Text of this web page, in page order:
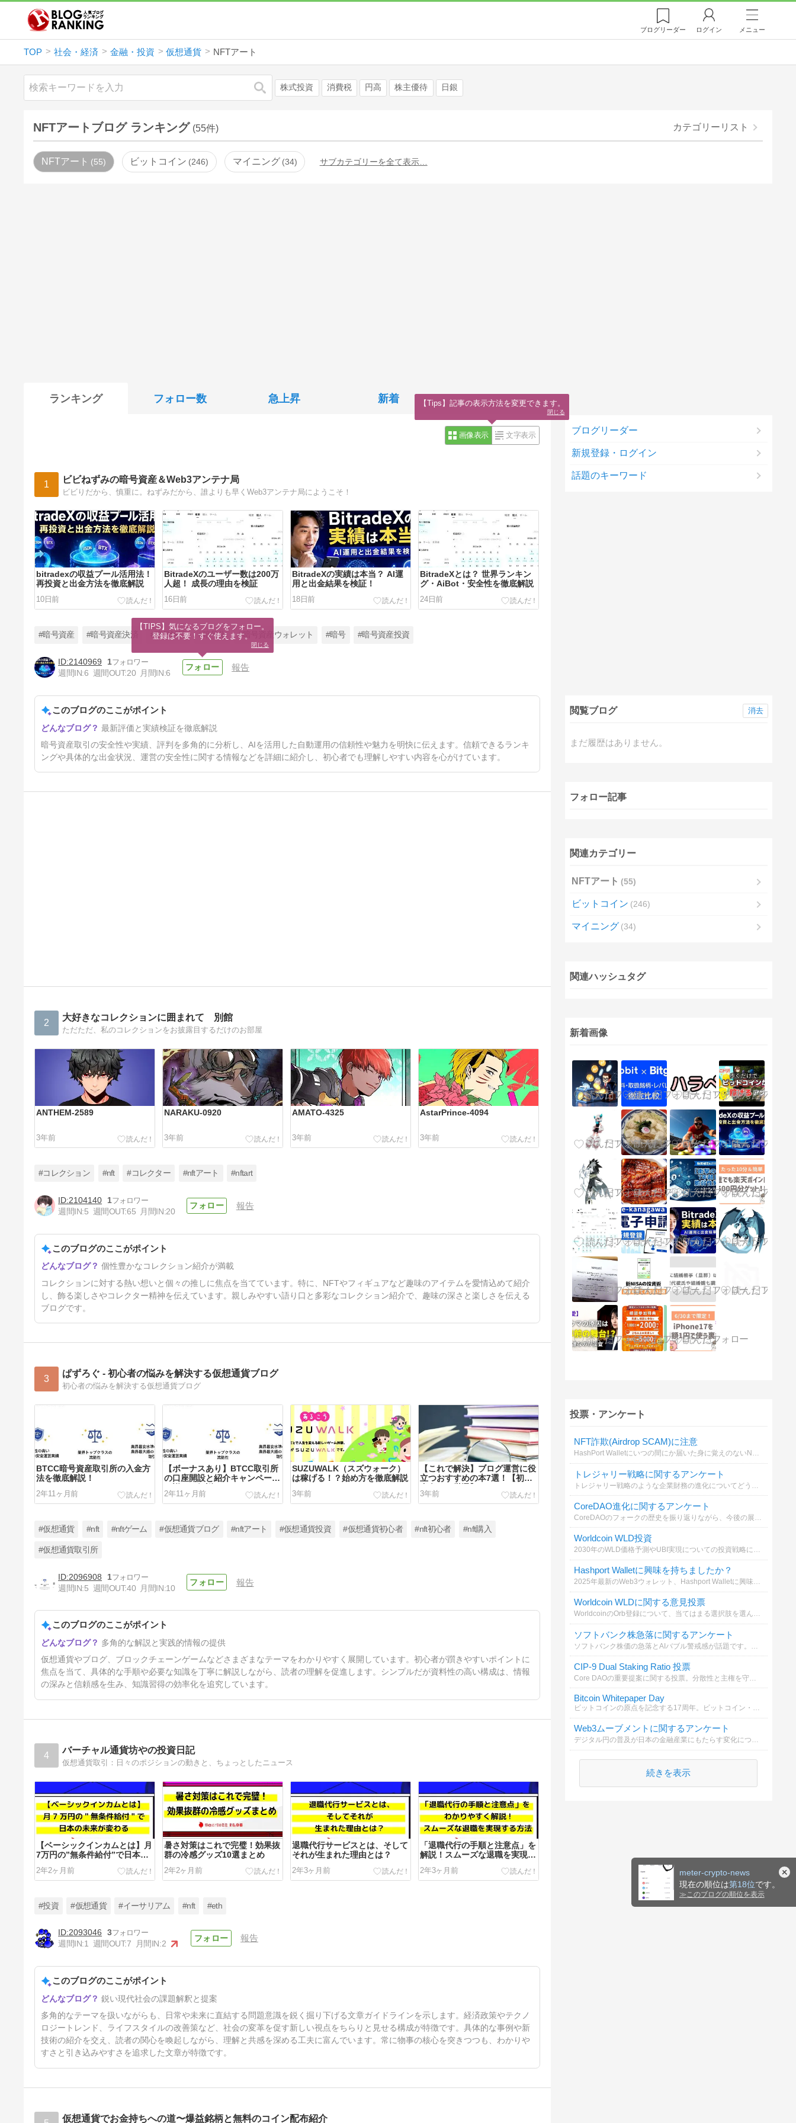
meter-crypto-news
現在の順位は第18位です。
≫ このブログの順位を表示
ブログリーダー ログイン メニュー
TOP 社会・経済 金融・投資 仮想通貨 NFTアート
検索 株式投資 消費税 円高 株主優待 日銀
NFTアートブログ ランキング (55件) カテゴリーリスト
NFTアート 55 ビットコイン 246 マイニング 34 サブカテゴリーを全て表示…
ランキング フォロー数 急上昇 新着
画像表示 文字表示
1 ビビねずみの暗号資産＆Web3アンテナ局
ビビりだから、慎重に。ねずみだから、誰よりも早くWeb3アンテナ局にようこそ！
bitradexの収益プール活用法！
再投資と出金方法を徹底解説
10日前
BitradeXのユーザー数は200万
人超！ 成長の理由を検証
16日前
BitradeXの実績は本当？ AI運
用と出金結果を検証！
18日前
BitradeXとは？ 世界ランキン
グ・AiBot・安全性を徹底解説
24日前
位？ 最新順位と安全性を検証
24日前
#暗号資産 #暗号資産決済 #暗号解読 #暗号化 #暗号資産ウォレット #暗号 #暗号資産投資
2140969
1
週間IN:6 週間OUT:20 月間IN:6
報告
このブログのここがポイント
最新評価と実績検証を徹底解説
暗号資産取引の安全性や実績、評判を多角的に分析し、AIを活用した自動運用の信頼性や魅力を明快に伝えます。信頼できるランキ
ングや具体的な出金状況、運営の安全性に関する情報などを詳細に紹介し、初心者でも理解しやすい内容を心がけています。
2 大好きなコレクションに囲まれて 別館
ただただ、私のコレクションをお披露目するだけのお部屋
ANTHEM-2589
3年前
NARAKU-0920
3年前
AMATO-4325
3年前
AstarPrince-4094
3年前
3年前
#コレクション #nft #コレクター #nftアート #nftart
2104140
1
週間IN:5 週間OUT:65 月間IN:20
報告
このブログのここがポイント
個性豊かなコレクション紹介が満載
コレクションに対する熱い想いと個々の推しに焦点を当てています。特に、NFTやフィギュアなど趣味のアイテムを愛情込めて紹介
し、飾る楽しさやコレクター精神を伝えています。親しみやすい語り口と多彩なコレクション紹介で、趣味の深さと楽しさを伝える
ブログです。
3 ぱずろぐ - 初心者の悩みを解決する仮想通貨ブログ
初心者の悩みを解決する仮想通貨ブログ
BTCC暗号資産取引所の入金方
法を徹底解説！
2年11ヶ月前
【ボーナスあり】BTCC取引所
の口座開設と紹介キャンペーン
を詳しく解説！
2年11ヶ月前
SUZUWALK（スズウォーク）
は稼げる！？始め方を徹底解説
3年前
【これで解決】ブログ運営に役
立つおすすめの本7選！【初心
者向けに厳選】
3年前
【最短10分】WordPressブロ
グの始め方！無料ブログでは稼
#仮想通貨 #nft #nftゲーム #仮想通貨ブログ #nftアート #仮想通貨投資 #仮想通貨初心者 #nft初心者 #nft購入
#仮想通貨取引所
2096908
1
週間IN:5 週間OUT:40 月間IN:10
報告
このブログのここがポイント
多角的な解説と実践的情報の提供
仮想通貨やブログ、ブロックチェーンゲームなどさまざまなテーマをわかりやすく展開しています。初心者が躓きやすいポイントに
焦点を当て、具体的な手順や必要な知識を丁寧に解説しながら、読者の理解を促進します。シンプルだが資料性の高い構成は、情報
の深みと信頼感を生み、知識習得の効率化を追究しています。
4 バーチャル通貨坊やの投資日記
仮想通貨取引：日々のポジションの動きと、ちょっとしたニュース
【ベーシックインカムとは】月
7万円の”無条件給付”で日本の
2年2ヶ月前
暑さ対策はこれで完璧！効果抜
群の冷感グッズ10選まとめ
2年2ヶ月前
退職代行サービスとは、そして
それが生まれた理由とは？
2年3ヶ月前
「退職代行の手順と注意点」を
解説！スムーズな退職を実現す
2年3ヶ月前
獲得するSEO対策の全手順
2年3ヶ月前
#投資 #仮想通貨 #イーサリアム #nft #eth
2093046
3
週間IN:1 週間OUT:7 月間IN:2
報告
このブログのここがポイント
鋭い現代社会の課題解釈と提案
多角的なテーマを扱いながらも、日常や未来に直結する問題意識を鋭く掘り下げる文章ガイドラインを示します。経済政策やテクノ
ロジートレンド、ライフスタイルの改善策など、社会の変革を促す新しい視点をちらりと見せる構成が特徴です。具体的な事例や新
技術の紹介を交え、読者の関心を喚起しながら、理解と共感を深める工夫に富んでいます。常に物事の核心を突きつつも、わかりや
すさと引き込みやすさを追求した文章が特徴です。
仮想通貨でお金持ちへの道〜爆益銘柄と無料のコイン配布紹介
ブログリーダー
新規登録・ログイン
話題のキーワード
閲覧ブログ
まだ履歴はありません。
消去
フォロー記事
関連カテゴリー
NFTアート 55
ビットコイン 246
マイニング 34
関連ハッシュタグ
新着画像
投票・アンケート
NFT詐欺(Airdrop SCAM)に注意
HashPort Walletにいつの間にか届いた身に覚えのないNFTには要注意！詳細を確認せずにスルー推奨。あなたならどうする？
トレジャリー戦略に関するアンケート
CoreDAO進化に関するアンケート
Worldcoin WLD投資
2030年のWLD価格予測やUBI実現についての投資戦略について考えてください。
Hashport Walletに興味を持ちましたか？
2025年最新のWeb3ウォレット、Hashport Walletに興味を持ちましたか？興味の度合いを教えてください。
Worldcoin WLDに関する意見投票
WorldcoinのOrb登録について、当てはまる選択肢を選んでください。
ソフトバンク株急落に関するアンケート
CIP-9 Dual Staking Ratio 投票
Bitcoin Whitepaper Day
ビットコインの原点を記念する17周年。ビットコイン・ホワイトペーパー・デイについてどう思いますか？
Web3ムーブメントに関するアンケート
デジタル円の普及が日本の金融産業にもたらす変化についてどう思いますか？
続きを表示
【TIPS】気になるブログをフォロー。
登録は不要！すぐ使えます。
閉じる
【Tips】記事の表示方法を変更できます。
閉じる